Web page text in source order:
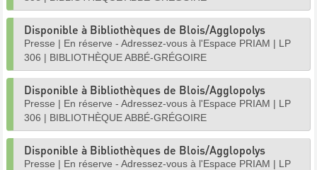
Disponible à Bibliothèques de Blois/Agglopolys
Presse | En réserve - Adressez-vous à l'Espace PRIAM | LP
306 | BIBLIOTHÈQUE ABBÉ-GRÉGOIRE
Disponible à Bibliothèques de Blois/Agglopolys
Presse | En réserve - Adressez-vous à l'Espace PRIAM | LP
306 | BIBLIOTHÈQUE ABBÉ-GRÉGOIRE
Disponible à Bibliothèques de Blois/Agglopolys
Presse | En réserve - Adressez-vous à l'Espace PRIAM | LP